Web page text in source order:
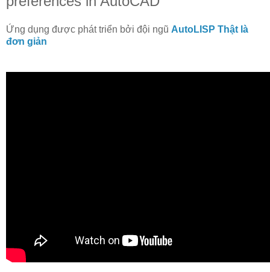
Ứng dụng được phát triển bởi đội ngũ AutoLISP Thật là
đơn giản